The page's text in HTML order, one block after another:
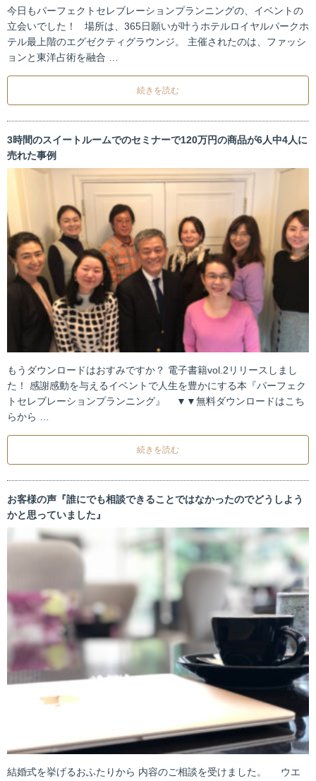
今日もパーフェクトセレブレーションプランニングの、イベントの
立会いでした！ 場所は、365日願いが叶うホテルロイヤルパークホ
テル最上階のエグゼクティグラウンジ。 主催されたのは、ファッシ
ョンと東洋占術を融合 …
続きを読む
3時間のスイートルームでのセミナーで120万円の商品が6人中4人に
売れた事例
もうダウンロードはおすみですか？ 電子書籍vol.2リリースしまし
た！ 感謝感動を与えるイベントで人生を豊かにする本『パーフェク
トセレブレーションプランニング』 ▼▼無料ダウンロードはこち
らから …
続きを読む
お客様の声『誰にでも相談できることではなかったのでどうしよう
かと思っていました』
結婚式を挙げるおふたりから 内容のご相談を受けました。 ウエ